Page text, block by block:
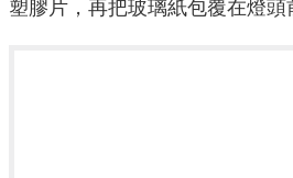
塑膠片，再把玻璃紙包覆在燈頭